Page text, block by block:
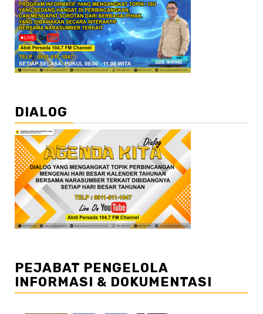
DIALOG
PEJABAT PENGELOLA
INFORMASI & DOKUMENTASI